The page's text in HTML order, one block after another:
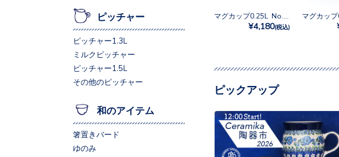
¥4,180(税込)
ピックアップ
ピッチャー
ピッチャー1.3L
ミルクピッチャー
ピッチャー1.5L
その他のピッチャー
和のアイテム
箸置きバード
ゆのみ